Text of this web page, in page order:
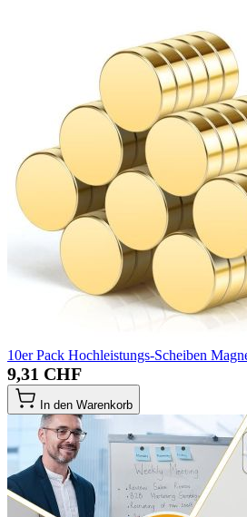
10er Pack Hochleistungs-Scheiben
9,31 CHF
In den Warenkorb